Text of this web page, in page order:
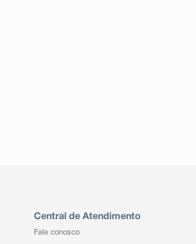
Central de Atendimento
Fale conosco